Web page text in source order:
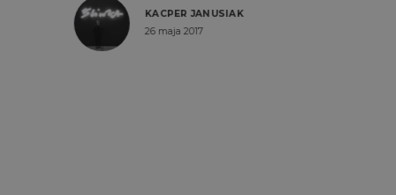
KACPER JANUSIAK
26 maja 2017